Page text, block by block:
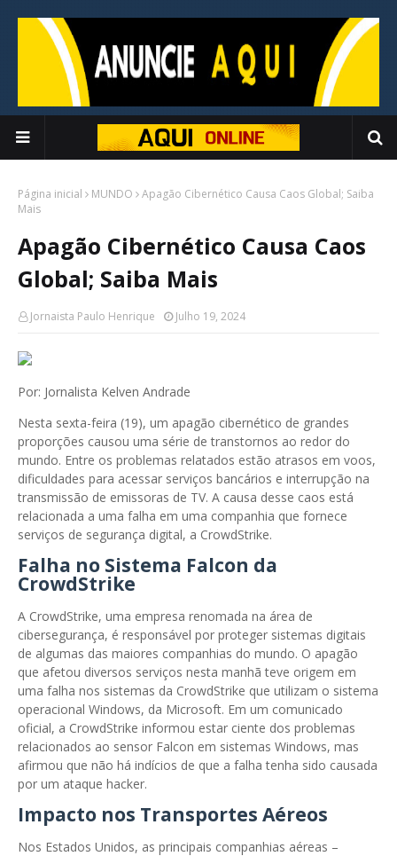
Página inicial MUNDO
Apagão Cibernético Causa Caos Global; Saiba
Mais
Apagão Cibernético Causa Caos
Global; Saiba Mais
Jornaista Paulo Henrique Julho 19, 2024
Por: Jornalista Kelven Andrade
Nesta sexta-feira (19), um apagão cibernético de grandes
proporções causou uma série de transtornos ao redor do
mundo. Entre os problemas relatados estão atrasos em voos,
dificuldades para acessar serviços bancários e interrupção na
transmissão de emissoras de TV. A causa desse caos está
relacionada a uma falha em uma companhia que fornece
serviços de segurança digital, a CrowdStrike.
Falha no Sistema Falcon da
CrowdStrike
A CrowdStrike, uma empresa renomada na área de
cibersegurança, é responsável por proteger sistemas digitais
de algumas das maiores companhias do mundo. O apagão
que afetou diversos serviços nesta manhã teve origem em
uma falha nos sistemas da CrowdStrike que utilizam o sistema
operacional Windows, da Microsoft. Em um comunicado
oficial, a CrowdStrike informou estar ciente dos problemas
relacionados ao sensor Falcon em sistemas Windows, mas
afirmou que não há indícios de que a falha tenha sido causada
por um ataque hacker.
Impacto nos Transportes Aéreos
Nos Estados Unidos, as principais companhias aéreas –